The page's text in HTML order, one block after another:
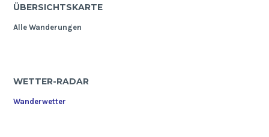
ÜBERSICHTSKARTE
Alle Wanderungen
WETTER-RADAR
Wanderwetter